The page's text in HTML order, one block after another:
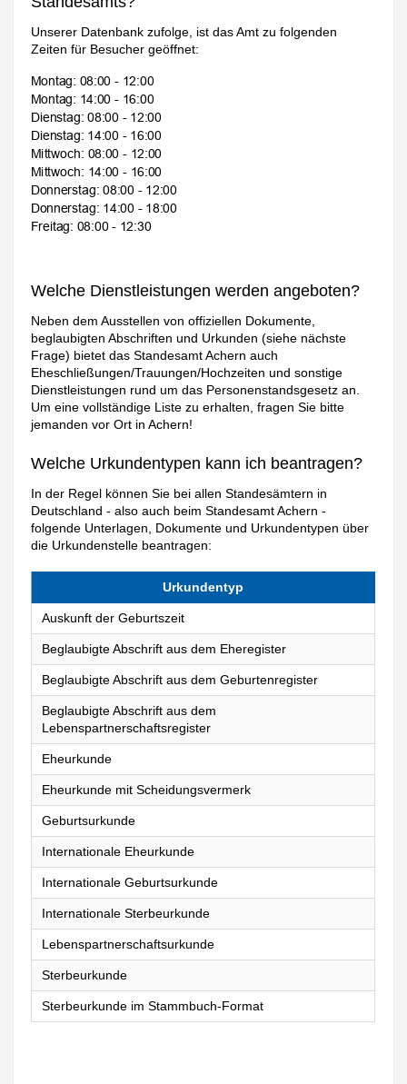
Unserer Datenbank zufolge, ist das Amt zu folgenden
Zeiten für Besucher geöffnet:
Welche Dienstleistungen werden angeboten?
Neben dem Ausstellen von offiziellen Dokumente,
beglaubigten Abschriften und Urkunden (siehe nächste
Frage) bietet das Standesamt Achern auch
Eheschließungen/Trauungen/Hochzeiten und sonstige
Dienstleistungen rund um das Personenstandsgesetz an.
Um eine vollständige Liste zu erhalten, fragen Sie bitte
jemanden vor Ort in Achern!
Welche Urkundentypen kann ich beantragen?
In der Regel können Sie bei allen Standesämtern in
Deutschland - also auch beim Standesamt Achern -
folgende Unterlagen, Dokumente und Urkundentypen über
die Urkundenstelle beantragen:
Urkundentyp
Auskunft der Geburtszeit
Beglaubigte Abschrift aus dem Eheregister
Beglaubigte Abschrift aus dem Geburtenregister
Beglaubigte Abschrift aus dem
Lebenspartnerschaftsregister
Eheurkunde
Eheurkunde mit Scheidungsvermerk
Geburtsurkunde
Internationale Eheurkunde
Internationale Geburtsurkunde
Internationale Sterbeurkunde
Lebenspartnerschaftsurkunde
Sterbeurkunde
Sterbeurkunde im Stammbuch-Format